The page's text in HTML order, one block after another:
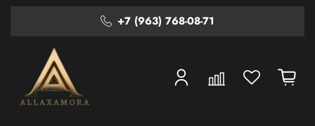
+7 (963) 768-08-71